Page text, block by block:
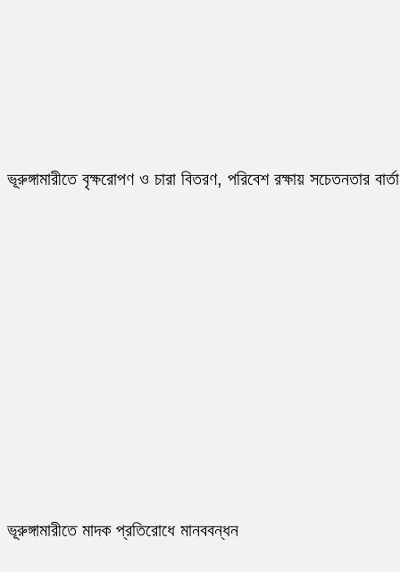
ভূরুঙ্গামারীতে বৃক্ষরোপণ ও চারা বিতরণ, পরিবেশ রক্ষায় সচেতনতার বার্তা
ভূরুঙ্গামারীতে মাদক প্রতিরোধে মানববন্ধন